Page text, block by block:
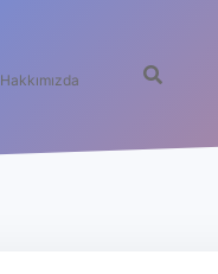
Hakkımızda